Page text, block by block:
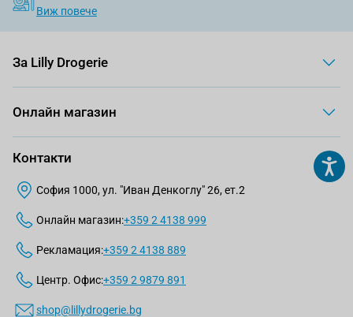
Виж повече
За Lilly Drogerie
Онлайн магазин
Контакти
София 1000, ул. "Иван Денкоглу" 26, ет.2
Онлайн магазин:+359 2 4138 999
Рекламация:+359 2 4138 889
Центр. Офис:+359 2 9879 891
shop@lillydrogerie.bg